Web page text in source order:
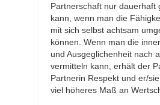
Partnerschaft nur dauerhaft
kann, wenn man die
mit sich selbst achtsam
können. Wenn man die
und Ausgeglichenheit nach
vermitteln kann, erhält der
Partnerin Respekt und er/
viel höheres Maß an